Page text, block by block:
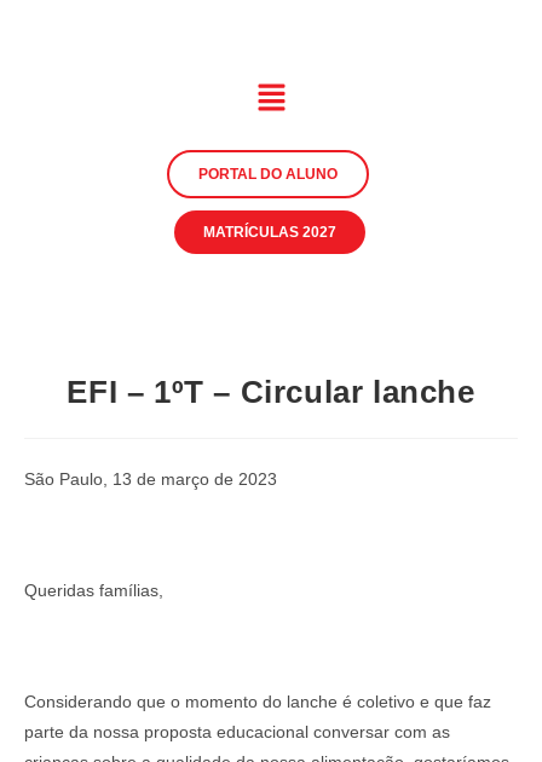
PORTAL DO ALUNO
MATRÍCULAS 2027
EFI – 1ºT – Circular lanche
São Paulo, 13 de março de 2023
Queridas famílias,
Considerando que o momento do lanche é coletivo e que faz
parte da nossa proposta educacional conversar com as